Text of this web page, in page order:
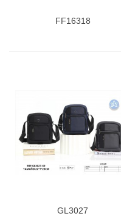
FF16318
GL3027